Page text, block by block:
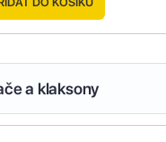
a klaksony